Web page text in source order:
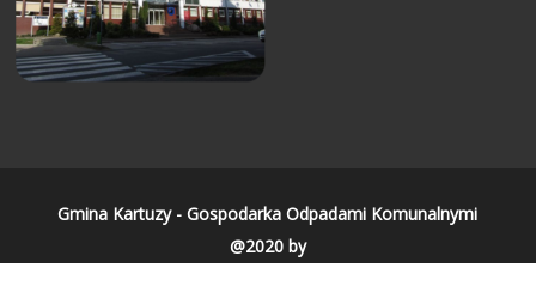
Gmina Kartuzy - Gospodarka Odpadami Komunalnymi
@2020 by